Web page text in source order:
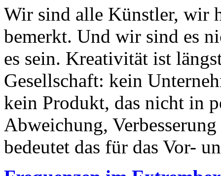
Wir sind alle Künstler, wir
bemerkt. Und wir sind es
es sein. Kreativität ist
Gesellschaft: kein
kein Produkt, das nicht in
Abweichung,
bedeutet das für das Vor-